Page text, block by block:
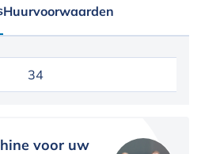
Huurvoorwaarden
34
voor uw